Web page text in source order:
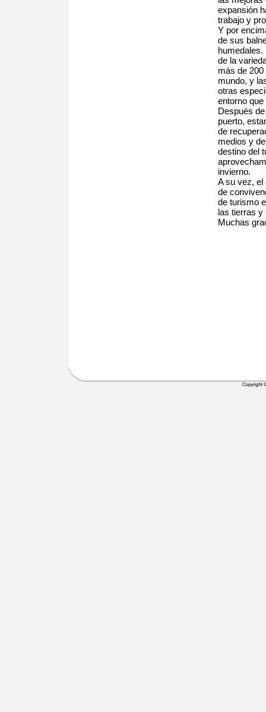
expansión
trabajo y
Y por
de sus
humedales.
de la
más de
mundo, y
otras
entorno
Después
puerto,
de
medios y
destino del
invierno.
A su vez, el
de
de turismo
las tierras y
Muchas